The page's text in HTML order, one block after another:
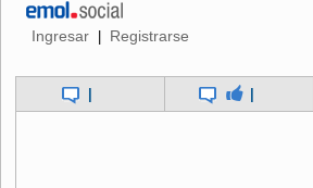
Ingresar | Registrarse
| |